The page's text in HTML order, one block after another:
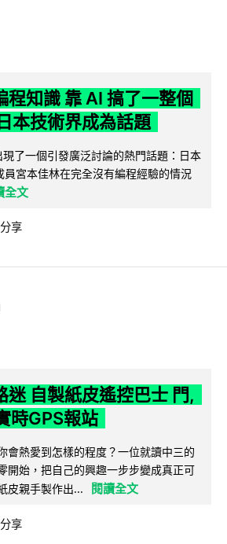
程知識 靠 AI 搞了一整個
本技術界成為話題
了一個引發廣泛討論的熱門話題：日本
員宮本佳林在完全沒有編程經驗的情況
全文
分享
迷 自製紙皮遙控巴士 門,
時GPS報站
會熱愛到怎樣的程度？一位就讀中三的
開始，把自己的興趣一步步變成真正可
皮親手製作出...
閱讀全文
分享